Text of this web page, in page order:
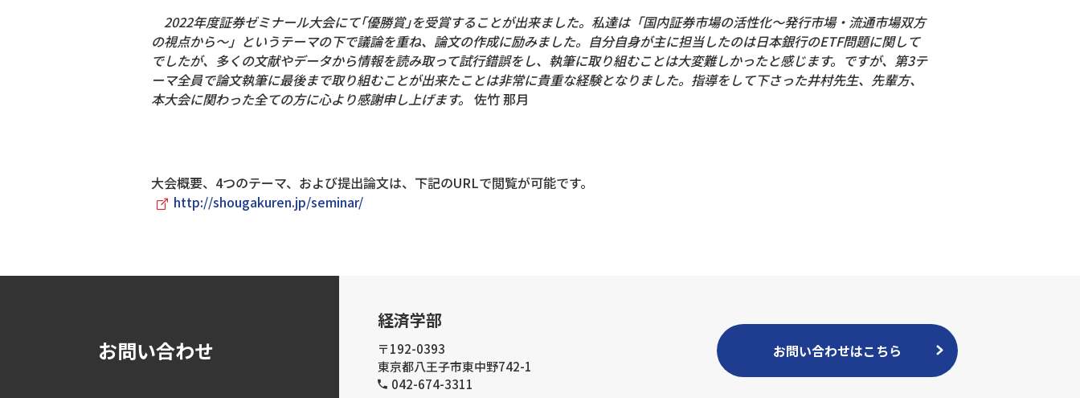
2022年度証券ゼミナール大会にて｢優勝賞｣を受賞することが出来ました。私達は「国内証券市場の活性化～発行市場・流通市場双方
の視点から～」というテーマの下で議論を重ね、論文の作成に励みました。自分自身が主に担当したのは日本銀行のETF問題に関して
でしたが、多くの文献やデータから情報を読み取って試行錯誤をし、執筆に取り組むことは大変難しかったと感じます。ですが、第3テ
ーマ全員で論文執筆に最後まで取り組むことが出来たことは非常に貴重な経験となりました。指導をして下さった井村先生、先輩方、
本大会に関わった全ての方に心より感謝申し上げます。 佐竹 那月
大会概要、4つのテーマ、および提出論文は、下記のURLで閲覧が可能です。
http://shougakuren.jp/seminar/
お問い合わせ
経済学部
〒192-0393
東京都八王子市東中野742-1
042-674-3311
お問い合わせはこちら